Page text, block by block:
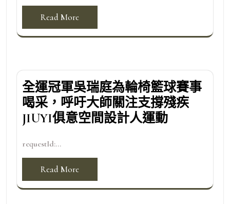
Read More
全運冠軍吳瑞庭為輪椅籃球賽事
喝采，呼吁大師關注支撐殘疾
JIUYI俱意空間設計人運動
requestId:...
Read More